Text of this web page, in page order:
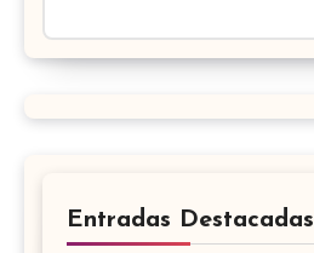
Entradas Destacadas